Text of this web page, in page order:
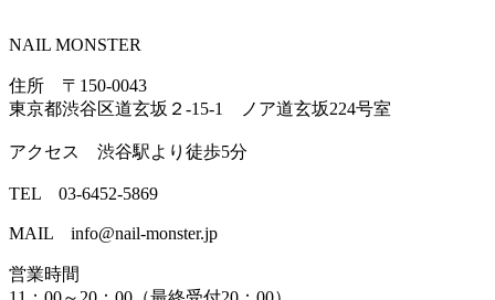
NAIL MONSTER
住所 〒150-0043
東京都渋谷区道玄坂２-15-1 ノア道玄坂224号室
アクセス 渋谷駅より徒歩5分
TEL 03-6452-5869
MAIL info@nail-monster.jp
営業時間